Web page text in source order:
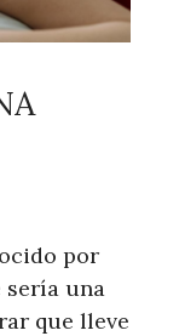
por
sería una
que lleve